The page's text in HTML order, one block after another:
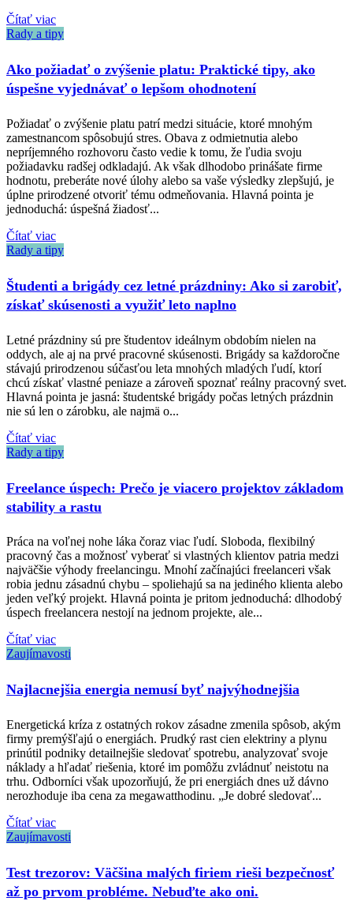
Čítať viac
Rady a tipy
Ako požiadať o zvýšenie platu: Praktické tipy, ako
úspešne vyjednávať o lepšom ohodnotení
Požiadať o zvýšenie platu patrí medzi situácie, ktoré mnohým
zamestnancom spôsobujú stres. Obava z odmietnutia alebo
nepríjemného rozhovoru často vedie k tomu, že ľudia svoju
požiadavku radšej odkladajú. Ak však dlhodobo prinášate firme
hodnotu, preberáte nové úlohy alebo sa vaše výsledky zlepšujú, je
úplne prirodzené otvoriť tému odmeňovania. Hlavná pointa je
jednoduchá: úspešná žiadosť...
Čítať viac
Rady a tipy
Študenti a brigády cez letné prázdniny: Ako si zarobiť,
získať skúsenosti a využiť leto naplno
Letné prázdniny sú pre študentov ideálnym obdobím nielen na
oddych, ale aj na prvé pracovné skúsenosti. Brigády sa každoročne
stávajú prirodzenou súčasťou leta mnohých mladých ľudí, ktorí
chcú získať vlastné peniaze a zároveň spoznať reálny pracovný svet.
Hlavná pointa je jasná: študentské brigády počas letných prázdnin
nie sú len o zárobku, ale najmä o...
Čítať viac
Rady a tipy
Freelance úspech: Prečo je viacero projektov základom
stability a rastu
Práca na voľnej nohe láka čoraz viac ľudí. Sloboda, flexibilný
pracovný čas a možnosť vyberať si vlastných klientov patria medzi
najväčšie výhody freelancingu. Mnohí začínajúci freelanceri však
robia jednu zásadnú chybu – spoliehajú sa na jediného klienta alebo
jeden veľký projekt. Hlavná pointa je pritom jednoduchá: dlhodobý
úspech freelancera nestojí na jednom projekte, ale...
Čítať viac
Zaujímavosti
Najlacnejšia energia nemusí byť najvýhodnejšia
Energetická kríza z ostatných rokov zásadne zmenila spôsob, akým
firmy premýšľajú o energiách. Prudký rast cien elektriny a plynu
prinútil podniky detailnejšie sledovať spotrebu, analyzovať svoje
náklady a hľadať riešenia, ktoré im pomôžu zvládnuť neistotu na
trhu. Odborníci však upozorňujú, že pri energiách dnes už dávno
nerozhoduje iba cena za megawatthodinu. „Je dobré sledovať...
Čítať viac
Zaujímavosti
Test trezorov: Väčšina malých firiem rieši bezpečnosť
až po prvom probléme. Nebuďte ako oni.